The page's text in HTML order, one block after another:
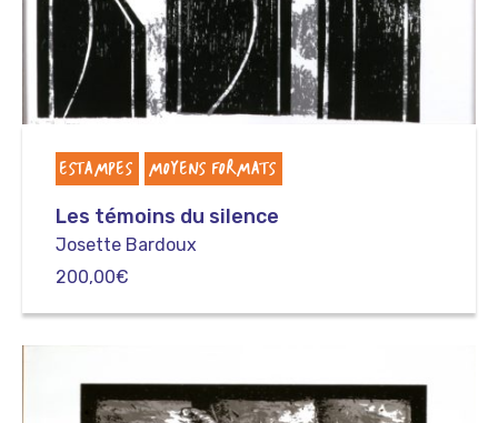
ESTAMPES MOYENS FORMATS
Les témoins du silence
Josette Bardoux
200,00€